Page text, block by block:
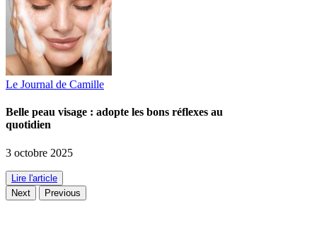
Le Journal de Camille
Belle peau visage : adopte les bons réflexes au
quotidien
3 octobre 2025
Lire l'article
Next
Previous